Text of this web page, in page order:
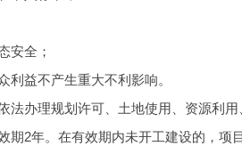
安全；
益不产生重大不利影响。
办理规划许可、土地使用、资源利用
2年。在有效期内未开工建设的，项